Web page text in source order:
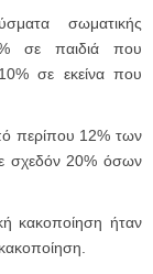
σωματικής
σε παιδιά που
σε εκείνα που
περίπου 12% των
σχεδόν 20% όσων
κακοποίηση ήταν